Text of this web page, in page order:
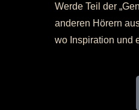
Werde Teil der
anderen Hörern
wo Inspiration und